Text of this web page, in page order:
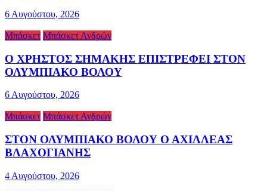
6 Αυγούστου, 2026
Μπάσκετ Μπάσκετ Ανδρών
Ο ΧΡΗΣΤΟΣ ΣΗΜΑΚΗΣ ΕΠΙΣΤΡΕΦΕΙ ΣΤΟΝ
ΟΛΥΜΠΙΑΚΟ ΒΟΛΟΥ
6 Αυγούστου, 2026
Μπάσκετ Μπάσκετ Ανδρών
ΣΤΟΝ ΟΛΥΜΠΙΑΚΟ ΒΟΛΟΥ Ο ΑΧΙΛΛΕΑΣ
ΒΛΑΧΟΓΙΑΝΗΣ
4 Αυγούστου, 2026